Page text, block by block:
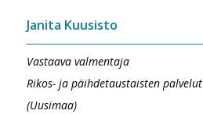
Janita Kuusisto
Vastaava valmentaja
Rikos- ja päihdetaustaisten palvelut
(Uusimaa)